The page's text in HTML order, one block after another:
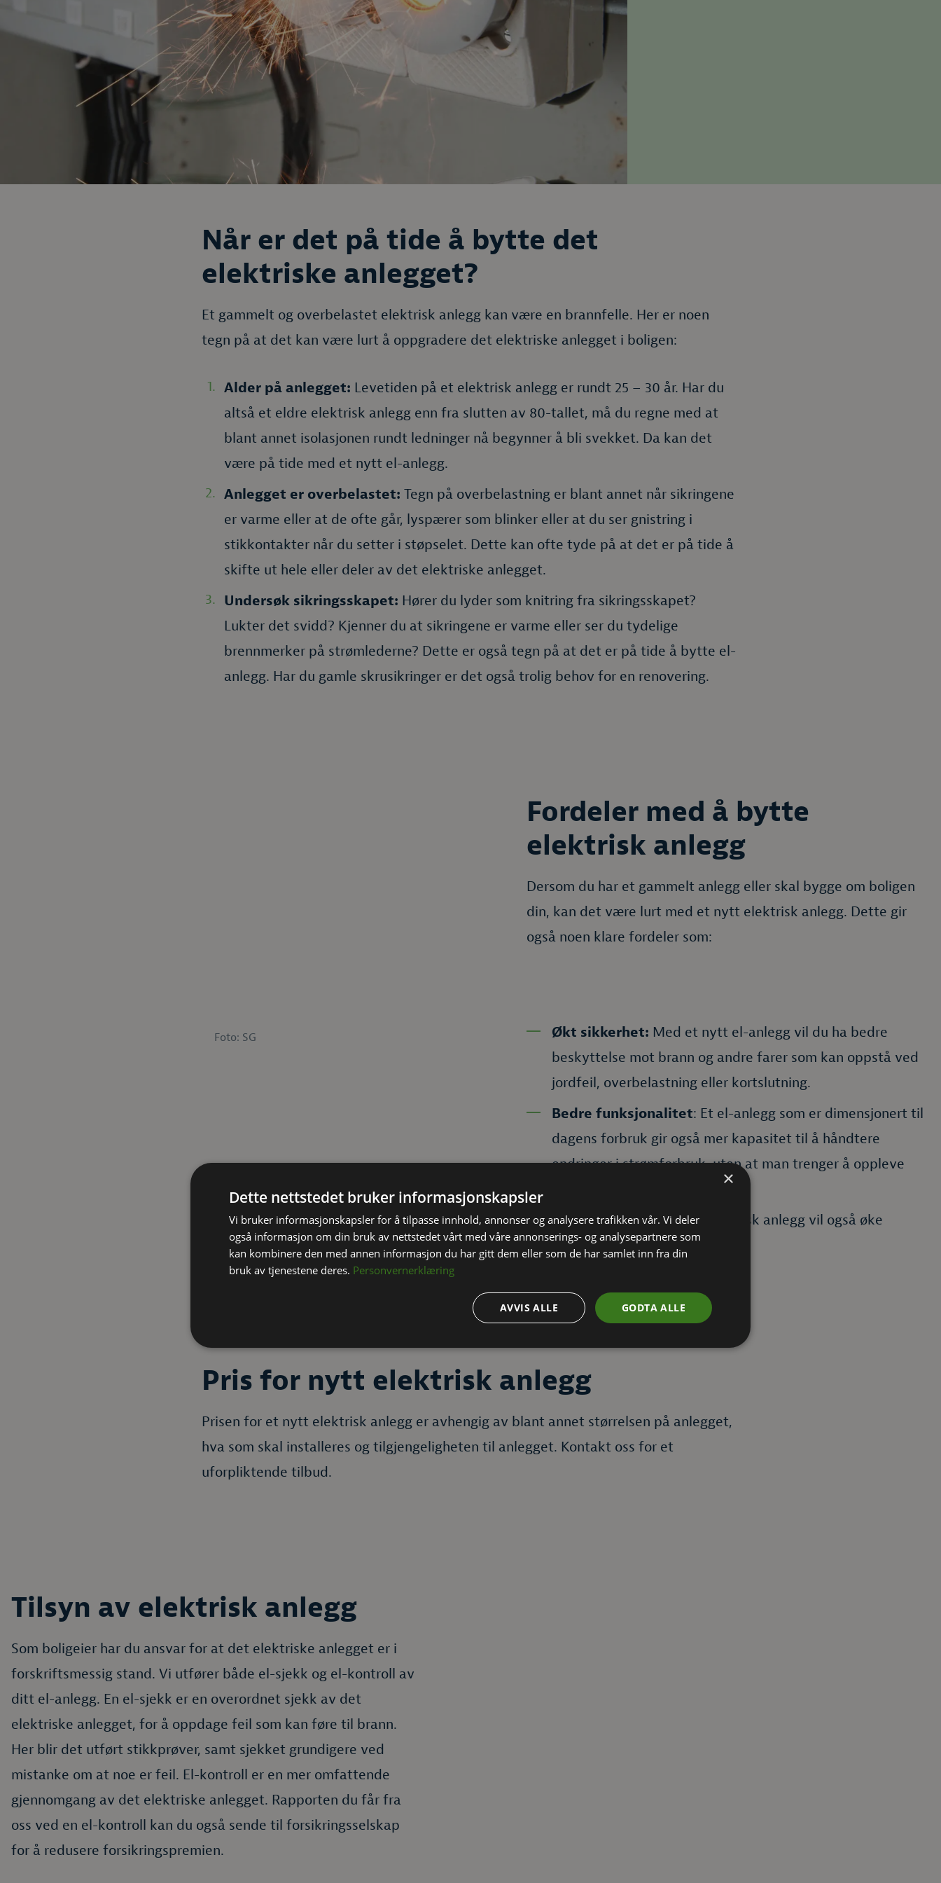
Når er det på tide å bytte det
elektriske anlegget?
Et gammelt og overbelastet elektrisk anlegg kan være en brannfelle. Her er noen
tegn på at det kan være lurt å oppgradere det elektriske anlegget i boligen:
Alder på anlegget: Levetiden på et elektrisk anlegg er rundt 25 – 30 år. Har du
altså et eldre elektrisk anlegg enn fra slutten av 80-tallet, må du regne med at
blant annet isolasjonen rundt ledninger nå begynner å bli svekket. Da kan det
være på tide med et nytt el-anlegg.
Anlegget er overbelastet: Tegn på overbelastning er blant annet når sikringene
er varme eller at de ofte går, lyspærer som blinker eller at du ser gnistring i
stikkontakter når du setter i støpselet. Dette kan ofte tyde på at det er på tide å
skifte ut hele eller deler av det elektriske anlegget.
Undersøk sikringsskapet: Hører du lyder som knitring fra sikringsskapet?
Lukter det svidd? Kjenner du at sikringene er varme eller ser du tydelige
brennmerker på strømlederne? Dette er også tegn på at det er på tide å bytte el-
anlegg. Har du gamle skrusikringer er det også trolig behov for en renovering.
Foto: SG
Fordeler med å bytte
elektrisk anlegg
Dersom du har et gammelt anlegg eller skal bygge om boligen
din, kan det være lurt med et nytt elektrisk anlegg. Dette gir
også noen klare fordeler som:
Økt sikkerhet: Med et nytt el-anlegg vil du ha bedre
beskyttelse mot brann og andre farer som kan oppstå ved
jordfeil, overbelastning eller kortslutning.
Bedre funksjonalitet: Et el-anlegg som er dimensjonert til
dagens forbruk gir også mer kapasitet til å håndtere
endringer i strømforbruk, uten at man trenger å oppleve
Økt boligverdi:Et nytt elektrisk anlegg vil også øke
verdien på boligen din.
Pris for nytt elektrisk anlegg
Prisen for et nytt elektrisk anlegg er avhengig av blant annet størrelsen på anlegget,
hva som skal installeres og tilgjengeligheten til anlegget. Kontakt oss for et
uforpliktende tilbud.
Tilsyn av elektrisk anlegg
Som boligeier har du ansvar for at det elektriske anlegget er i
forskriftsmessig stand. Vi utfører både el-sjekk og el-kontroll av
ditt el-anlegg. En el-sjekk er en overordnet sjekk av det
elektriske anlegget, for å oppdage feil som kan føre til brann.
Her blir det utført stikkprøver, samt sjekket grundigere ved
mistanke om at noe er feil. El-kontroll er en mer omfattende
gjennomgang av det elektriske anlegget. Rapporten du får fra
oss ved en el-kontroll kan du også sende til forsikringsselskap
for å redusere forsikringspremien.
×
Dette nettstedet bruker informasjonskapsler
Vi bruker informasjonskapsler for å tilpasse innhold, annonser og analysere trafikken vår. Vi deler
også informasjon om din bruk av nettstedet vårt med våre annonserings- og analysepartnere som
kan kombinere den med annen informasjon du har gitt dem eller som de har samlet inn fra din
bruk av tjenestene deres. Personvernerklæring
GODTA ALLE
AVVIS ALLE